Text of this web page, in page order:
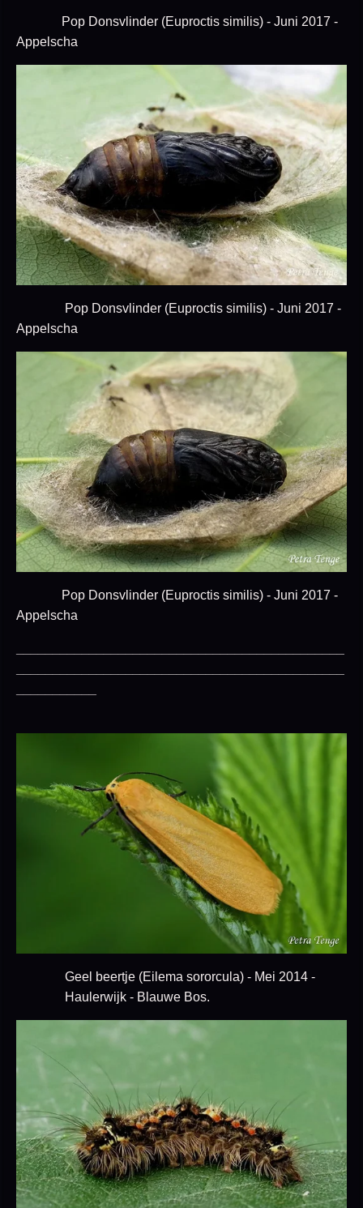
Pop Donsvlinder (Euproctis similis) - Juni 2017 -
Appelscha
Pop Donsvlinder (Euproctis similis) - Juni 2017 -
Appelscha
Pop Donsvlinder (Euproctis similis) - Juni 2017 -
Appelscha
Geel beertje (Eilema sororcula) - Mei 2014 -
Haulerwijk - Blauwe Bos.